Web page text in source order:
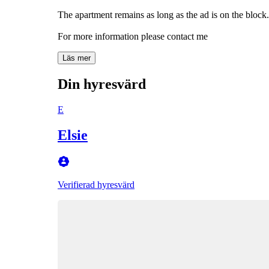
The apartment remains as long as the ad is on the block.
For more information please contact me
Läs mer
Din hyresvärd
E
Elsie
Verifierad hyresvärd